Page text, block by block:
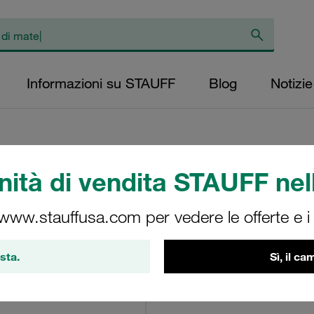
di vendita STAUFF
per vedere le offerte e i
Sì, il
Informazioni su STAUFF Blog Notizie
Elemento
livello di micron:
diametro esterno
(mm): 22,9
NBR, rapporto β